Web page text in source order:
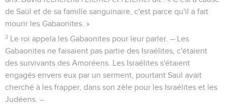
de Saül et de sa famille sanguinaire, c'est parce qu'il a fait
mourir les Gabaonites. »
2 Le roi appela les Gabaonites pour leur parler. – Les
Gabaonites ne faisaient pas partie des Israélites, c'étaient
des survivants des Amoréens. Les Israélites s'étaient
engagés envers eux par un serment, pourtant Saül avait
cherché à les frapper, dans son zèle pour les Israélites et les
Judéens. –